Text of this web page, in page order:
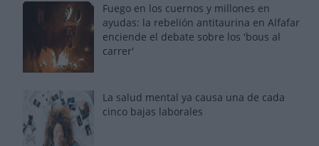
Fuego en los cuernos y millones en
ayudas: la rebelión antitaurina en Alfafar
enciende el debate sobre los 'bous al
carrer'
La salud mental ya causa una de cada
cinco bajas laborales